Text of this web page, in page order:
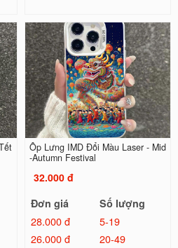
Ốp Lưng IMD Đổi Màu Laser - Mid
-Autumn Festival
32.000 đ
Đơn giá
Số lượng
28.000 đ
5-19
26.000 đ
20-49